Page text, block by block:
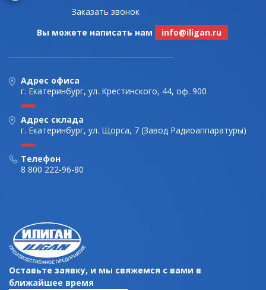
Заказать звонок
Вы можете написать нам
info@iligan.ru
Адрес офиса
г. Екатеринбург, ул. Крестинского, 44, оф. 900
Адрес склада
г. Екатеринбург, ул. Щорса, 7 (Завод Радиоаппаратуры)
Телефон
8 800 222-96-80
Оставьте заявку, и мы свяжемся с вами в
ближайшее время